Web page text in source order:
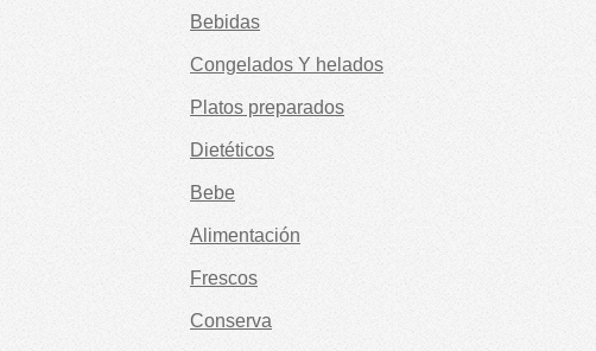
Bebidas
Congelados Y helados
Platos preparados
Dietéticos
Bebe
Alimentación
Frescos
Conserva